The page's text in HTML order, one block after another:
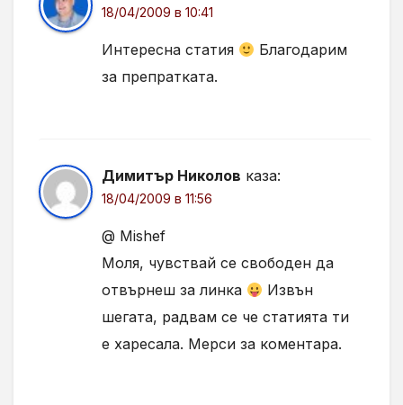
18/04/2009 в 10:41
Интересна статия
Благодарим
за препратката.
Димитър Николов каза:
18/04/2009 в 11:56
@ Mishef
Моля, чувствай се свободен да
отвърнеш за линка
Извън
шегата, радвам се че статията ти
е харесала. Мерси за коментара.